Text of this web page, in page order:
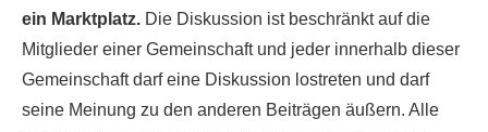
ein Marktplatz. Die Diskussion ist beschränkt auf die
Mitglieder einer Gemeinschaft und jeder innerhalb dieser
Gemeinschaft darf eine Diskussion lostreten und darf
seine Meinung zu den anderen Beiträgen äußern. Alle